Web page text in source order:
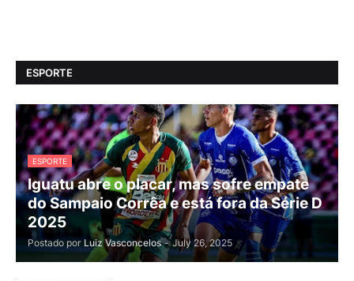
ESPORTE
ESPORTE
Iguatu abre o placar, mas sofre empate
do Sampaio Corrêa e está fora da Série D
2025
Postado por Luiz Vasconcelos - July 26, 2025